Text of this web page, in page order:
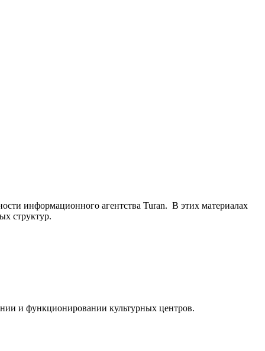
информационного агентства Turan. В этих материалах
структур.
и функционировании культурных центров.